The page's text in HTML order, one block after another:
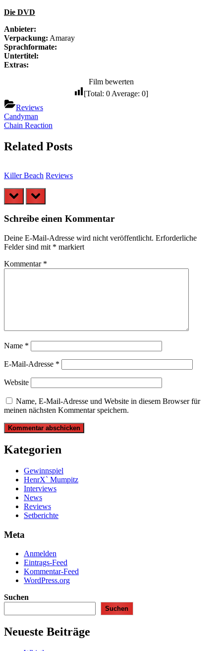
Die DVD
Anbieter:
Verpackung: Amaray
Sprachformate:
Untertitel:
Extras:
Film bewerten
[Total: 0 Average: 0]
Reviews
Beitragsnavigation
Previous
Post:
Candyman
Next
Chain Reaction
Related Posts
Killer Beach Reviews
prev next
Schreibe einen Kommentar
Deine E-Mail-Adresse wird nicht veröffentlicht. Erforderliche
Felder sind mit * markiert
Kommentar *
Name *
E-Mail-Adresse *
Website
Name, E-Mail-Adresse und Website in diesem Browser für
meinen nächsten Kommentar speichern.
Kategorien
Gewinnspiel
HenrX` Mumpitz
Interviews
News
Reviews
Setberichte
Meta
Anmelden
Eintrags-Feed
Kommentar-Feed
WordPress.org
Suchen
Suchen
Neueste Beiträge